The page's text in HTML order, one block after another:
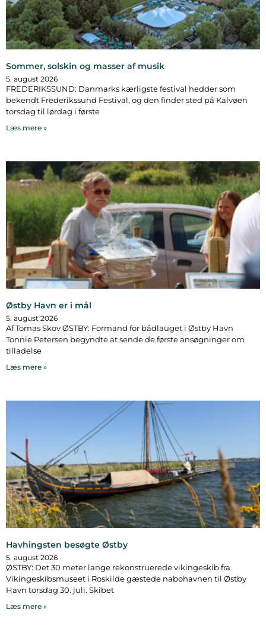
Sommer, solskin og masser af musik
5. august 2026
FREDERIKSSUND: Danmarks kærligste festival hedder som
bekendt Frederikssund Festival, og den finder sted på Kalvøen
torsdag til lørdag i første
Læs mere »
Østby Havn er i mål
5. august 2026
Af Tomas Skov ØSTBY: Formand for bådlauget i Østby Havn
Tonnie Petersen begyndte at sende de første ansøgninger om
tilladelse
Læs mere »
Havhingsten besøgte Østby
5. august 2026
ØSTBY: Det 30 meter lange rekonstruerede vikingeskib fra
Vikingeskibsmuseet i Roskilde gæstede nabohavnen til Østby
Havn torsdag 30. juli. Skibet
Læs mere »